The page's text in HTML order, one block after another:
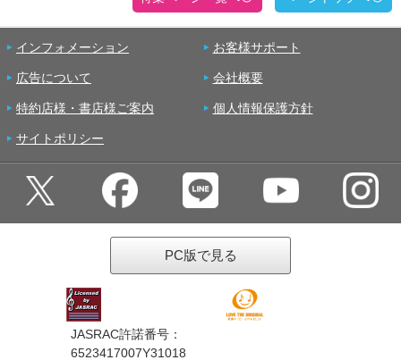
インフォメーション お客様サポート
広告について 会社概要
特約店様・書店様ご案内 個人情報保護方針
サイトポリシー
PC版で見る
JASRAC許諾番号：
6523417007Y31018